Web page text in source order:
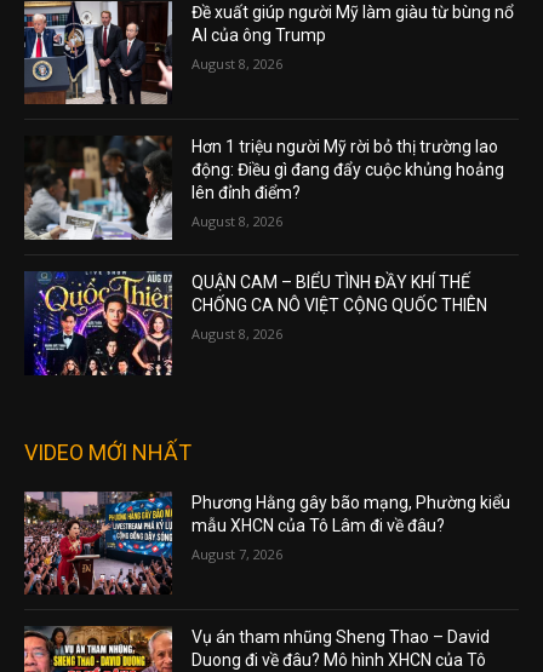
Đề xuất giúp người Mỹ làm giàu từ bùng nổ
AI của ông Trump
August 8, 2026
Hơn 1 triệu người Mỹ rời bỏ thị trường lao
động: Điều gì đang đẩy cuộc khủng hoảng
lên đỉnh điểm?
August 8, 2026
QUẬN CAM – BIỂU TÌNH ĐẦY KHÍ THẾ
CHỐNG CA NÔ VIỆT CỘNG QUỐC THIÊN
August 8, 2026
VIDEO MỚI NHẤT
Phương Hằng gây bão mạng, Phường kiểu
mẫu XHCN của Tô Lâm đi về đâu?
August 7, 2026
Vụ án tham nhũng Sheng Thao – David
Duong đi về đâu? Mô hình XHCN của Tô